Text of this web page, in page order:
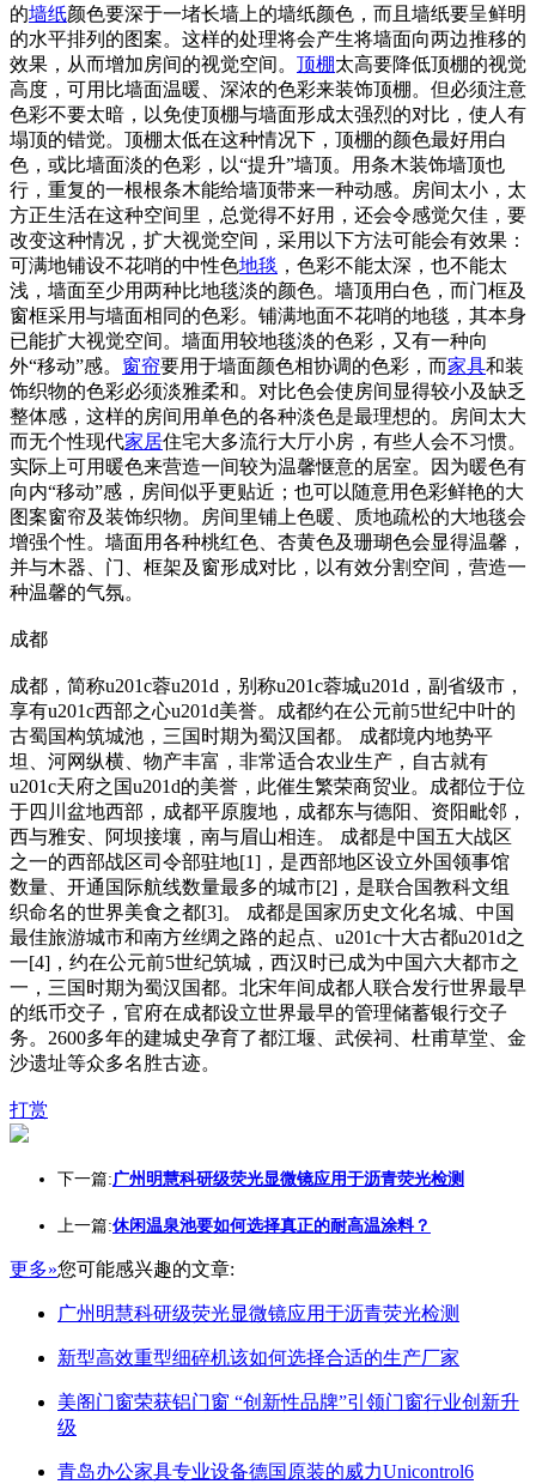
的墙纸颜色要深于一堵长墙上的墙纸颜色，而且墙纸要呈鲜明
的水平排列的图案。这样的处理将会产生将墙面向两边推移的
效果，从而增加房间的视觉空间。 顶棚太高要降低顶棚的视觉
高度，可用比墙面温暖、深浓的色彩来装饰顶棚。但必须注意
色彩不要太暗，以免使顶棚与墙面形成太强烈的对比，使人有
塌顶的错觉。顶棚太低在这种情况下，顶棚的颜色最好用白
色，或比墙面淡的色彩，以“提升”墙顶。用条木装饰墙顶也
行，重复的一根根条木能给墙顶带来一种动感。房间太小，太
方正生活在这种空间里，总觉得不好用，还会令感觉欠佳，要
改变这种情况，扩大视觉空间，采用以下方法可能会有效果：
可满地铺设不花哨的中性色地毯 ，色彩不能太深，也不能太
浅，墙面至少用两种比地毯淡的颜色。墙顶用白色，而门框及
窗框采用与墙面相同的色彩。铺满地面不花哨的地毯，其本身
已能扩大视觉空间。墙面用较地毯淡的色彩，又有一种向
外“移动”感。 窗帘要用于墙面颜色相协调的色彩，而家具和装
饰织物的色彩必须淡雅柔和。对比色会使房间显得较小及缺乏
整体感，这样的房间用单色的各种淡色是最理想的。房间太大
而无个性现代家居住宅大多流行大厅小房，有些人会不习惯。
实际上可用暖色来营造一间较为温馨惬意的居室。因为暖色有
向内“移动”感，房间似乎更贴近；也可以随意用色彩鲜艳的大
图案窗帘及装饰织物。房间里铺上色暖、质地疏松的大地毯会
增强个性。墙面用各种桃红色、杏黄色及珊瑚色会显得温馨，
并与木器、门、框架及窗形成对比，以有效分割空间，营造一
种温馨的气氛。
成都
成都，简称u201c蓉u201d，别称u201c蓉城u201d，副省级市，
享有u201c西部之心u201d美誉。成都约在公元前5世纪中叶的
古蜀国构筑城池，三国时期为蜀汉国都。 成都境内地势平
坦、河网纵横、物产丰富，非常适合农业生产，自古就有
u201c天府之国u201d的美誉，此催生繁荣商贸业。成都位于位
于四川盆地西部，成都平原腹地，成都东与德阳、资阳毗邻，
西与雅安、阿坝接壤，南与眉山相连。 成都是中国五大战区
之一的西部战区司令部驻地[1]，是西部地区设立外国领事馆
数量、开通国际航线数量最多的城市[2]，是联合国教科文组
织命名的世界美食之都[3]。 成都是国家历史文化名城、中国
最佳旅游城市和南方丝绸之路的起点、u201c十大古都u201d之
一[4]，约在公元前5世纪筑城，西汉时已成为中国六大都市之
一，三国时期为蜀汉国都。北宋年间成都人联合发行世界最早
的纸币交子，官府在成都设立世界最早的管理储蓄银行交子
务。2600多年的建城史孕育了都江堰、武侯祠、杜甫草堂、金
沙遗址等众多名胜古迹。
打赏
下一篇:广州明慧科研级荧光显微镜应用于沥青荧光检测
上一篇:休闲温泉池要如何选择真正的耐高温涂料？
更多»您可能感兴趣的文章:
广州明慧科研级荧光显微镜应用于沥青荧光检测
新型高效重型细碎机该如何选择合适的生产厂家
美阁门窗荣获铝门窗 “创新性品牌”引领门窗行业创新升
级
青岛办公家具专业设备德国原装的威力Unicontrol6